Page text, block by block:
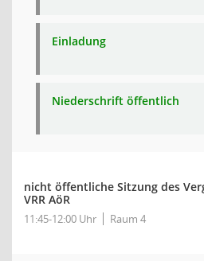
Einladung
Niederschrift öffentlich
nicht öffentliche Sitzung des
VRR AöR
11:45-12:00 Uhr Raum 4